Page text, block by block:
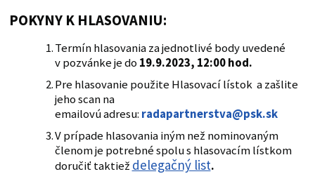
POKYNY K HLASOVANIU:
Termín hlasovania za jednotlivé body uvedené
v pozvánke je do 19.9.2023, 12:00 hod.
Pre hlasovanie použite Hlasovací lístok a zašlite
jeho scan na
emailovú adresu: radapartnerstva@psk.sk
V prípade hlasovania iným než nominovaným
členom je potrebné spolu s hlasovacím lístkom
doručiť taktiež delegačný list.